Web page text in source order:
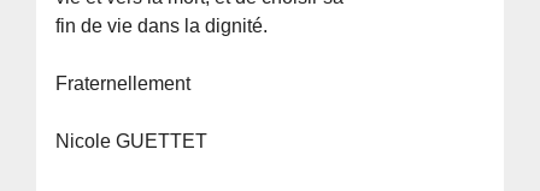
fin de vie dans la dignité.
Fraternellement
Nicole GUETTET